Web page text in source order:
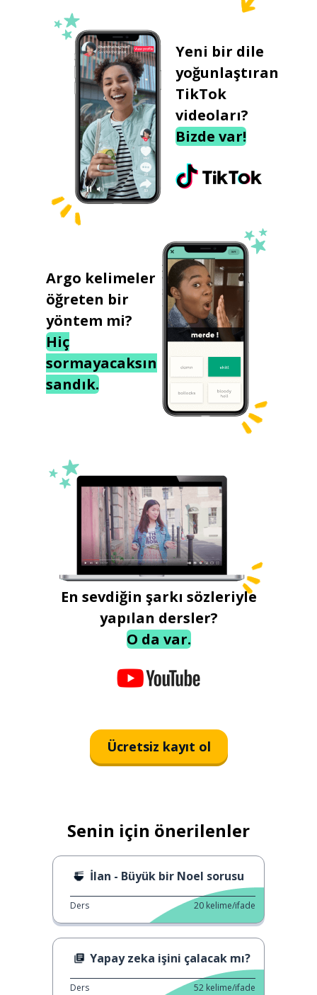
Yeni bir dile
yoğunlaştıran
TikTok
videoları?
Bizde var!
Argo kelimeler
öğreten bir
yöntem mi?
Hiç
sormayacaksın
sandık.
En sevdiğin şarkı sözleriyle
yapılan dersler?
O da var.
Ücretsiz kayıt ol
Senin için önerilenler
İlan - Büyük bir Noel sorusu
Ders 20 kelime/ifade
Yapay zeka işini çalacak mı?
Ders 52 kelime/ifade